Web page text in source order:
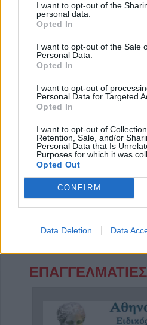
I want to opt-out of the
personal data.
Opted In
I want to opt-out of the Sale
Personal Data.
Opted In
I want to opt-out of
Personal Data for Targeted
Opted In
I want to opt-out of
Retention, Sale, and/or
Personal Data that Is
Purposes for which it was
Opted Out
CONFIRM
Data Deletion Data
Γεωργίας απέναντι στην
Αβίβ, τη συνέτριψε με το
την περιμένει ο
μονομαχήσουν για μία
διοργάνωσης.
Europa League
Συνδρομή σε αυτήν την
Προηγούμενο